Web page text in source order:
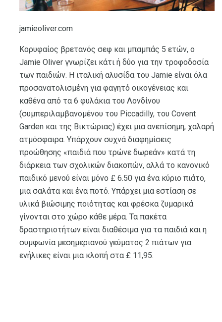
jamieoliver.com
Κορυφαίος βρετανός σεφ και μπαμπάς 5 ετών, ο
Jamie Oliver γνωρίζει κάτι ή δύο για την τροφοδοσία
των παιδιών. Η ιταλική αλυσίδα του Jamie είναι όλα
προσανατολισμένη για φαγητό οικογένειας και
καθένα από τα 6 φυλάκια του Λονδίνου
(συμπεριλαμβανομένου του Piccadilly, του Covent
Garden και της Βικτώριας) έχει μια ανεπίσημη, χαλαρή
ατμόσφαιρα. Υπάρχουν συχνά διαφημίσεις
προώθησης «παιδιά που τρώνε δωρεάν» κατά τη
διάρκεια των σχολικών διακοπών, αλλά το κανονικό
παιδικό μενού είναι μόνο £ 6.50 για ένα κύριο πιάτο,
μια σαλάτα και ένα ποτό. Υπάρχει μια εστίαση σε
υλικά βιώσιμης ποιότητας και φρέσκα ζυμαρικά
γίνονται στο χώρο κάθε μέρα. Τα πακέτα
δραστηριοτήτων είναι διαθέσιμα για τα παιδιά και η
συμφωνία μεσημεριανού γεύματος 2 πιάτων για
ενήλικες είναι μια κλοπή στα £ 11,95.